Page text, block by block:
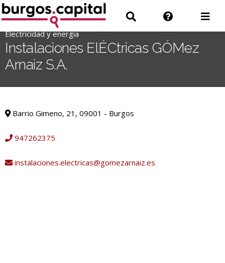
Ir
al
contenido
Información
web
__('Search
.
Electricidad y energía
Instalaciones ElÉCtricas GÓMez
Arnaiz S.A.
Barrio Gimeno, 21, 09001 - Burgos
947262375
instalaciones.electricas@gomezarnaiz.es